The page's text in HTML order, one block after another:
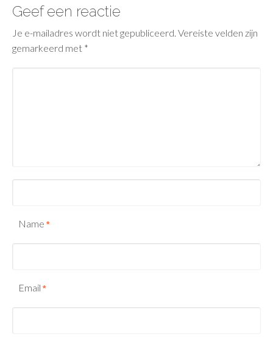
Geef een reactie
Je e-mailadres wordt niet gepubliceerd. Vereiste velden zijn
gemarkeerd met *
Name *
Email *